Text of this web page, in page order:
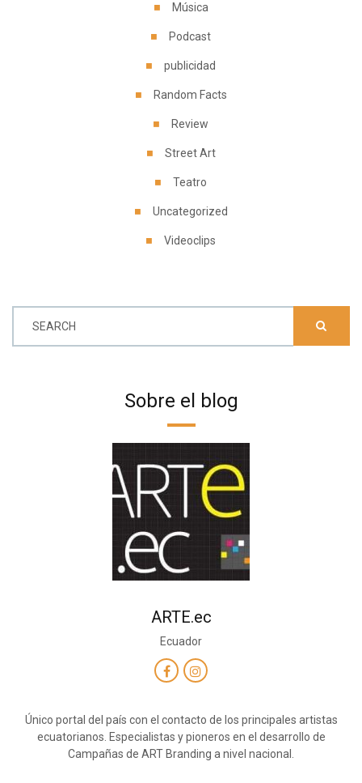
Música
Podcast
publicidad
Random Facts
Review
Street Art
Teatro
Uncategorized
Videoclips
SEARCH
Sobre el blog
ARTE.ec
Ecuador
Único portal del país con el contacto de los principales artistas
ecuatorianos. Especialistas y pioneros en el desarrollo de
Campañas de ART Branding a nivel nacional.